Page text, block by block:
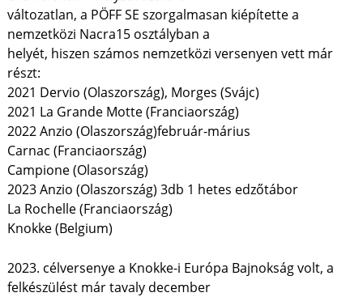
változatlan, a PÖFF SE szorgalmasan kiépítette a
nemzetközi Nacra15 osztályban a
helyét, hiszen számos nemzetközi versenyen vett már
részt:
2021 Dervio (Olaszország), Morges (Svájc)
2021 La Grande Motte (Franciaország)
2022 Anzio (Olaszország)február-márius
Carnac (Franciaország)
Campione (Olasország)
2023 Anzio (Olaszország) 3db 1 hetes edzőtábor
La Rochelle (Franciaország)
Knokke (Belgium)
2023. célversenye a Knokke-i Európa Bajnokság volt, a
felkészülést már tavaly december